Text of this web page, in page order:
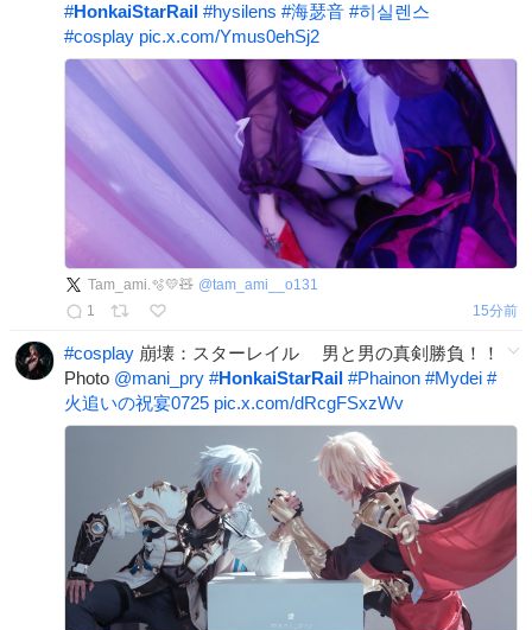
#HonkaiStarRail #hysilens #海瑟音 #히실렌스
#cosplay pic.x.com/Ymus0ehSj2
Tam_ami.🫧💛🧸 @tam_ami__o131
1
15分前
#cosplay 崩壊：スターレイル 男と男の真剣勝負！！
Photo @mani_pry #HonkaiStarRail #Phainon #Mydei #
火追いの祝宴0725 pic.x.com/dRcgFSxzWv